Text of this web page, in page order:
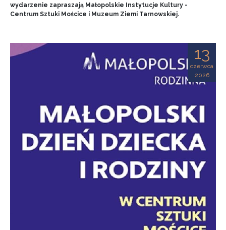
wydarzenie zapraszają Małopolskie Instytucje Kultury -
Centrum Sztuki Mościce i Muzeum Ziemi Tarnowskiej.
13
czerwca
2026